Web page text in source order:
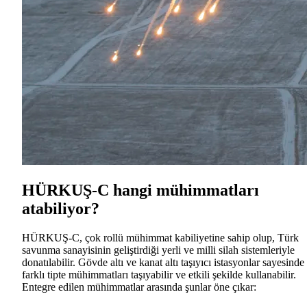
HÜRKUŞ-C hangi mühimmatları
atabiliyor?
HÜRKUŞ-C, çok rollü mühimmat kabiliyetine sahip olup, Türk
savunma sanayisinin geliştirdiği yerli ve milli silah sistemleriyle
donatılabilir. Gövde altı ve kanat altı taşıyıcı istasyonlar sayesinde
farklı tipte mühimmatları taşıyabilir ve etkili şekilde kullanabilir.
Entegre edilen mühimmatlar arasında şunlar öne çıkar: